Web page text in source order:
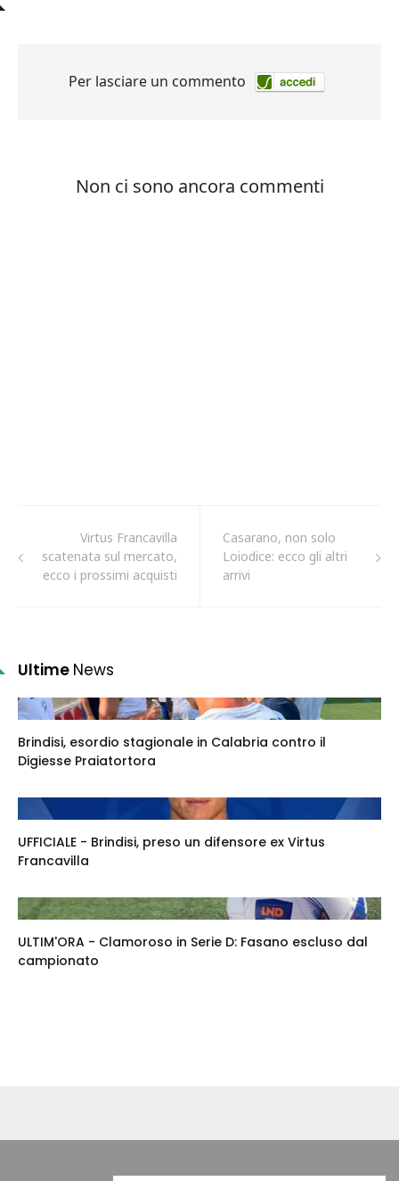
Virtus Francavilla
scatenata sul mercato,
ecco i prossimi acquisti
Casarano, non solo
Loiodice: ecco gli altri
arrivi
Ultime News
Brindisi, esordio stagionale in Calabria contro il
Digiesse Praiatortora
UFFICIALE - Brindisi, preso un difensore ex Virtus
Francavilla
ULTIM'ORA - Clamoroso in Serie D: Fasano escluso dal
campionato